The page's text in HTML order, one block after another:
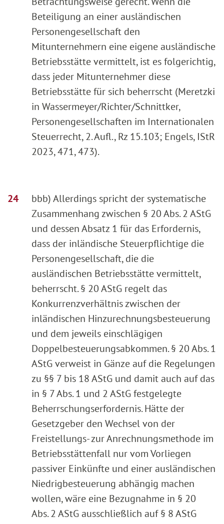
Beteiligung an einer ausländischen
Personengesellschaft den
Mitunternehmern eine eigene ausländische
Betriebsstätte vermittelt, ist es folgerichtig,
dass jeder Mitunternehmer diese
Betriebsstätte für sich beherrscht (Meretzki
in Wassermeyer/Richter/Schnittker,
Personengesellschaften im Internationalen
Steuerrecht, 2. Aufl., Rz 15.103; Engels, IStR
2023, 471, 473).
bbb) Allerdings spricht der systematische
Zusammenhang zwischen § 20 Abs. 2 AStG
und dessen Absatz 1 für das Erfordernis,
dass der inländische Steuerpflichtige die
Personengesellschaft, die die
ausländischen Betriebsstätte vermittelt,
beherrscht. § 20 AStG regelt das
Konkurrenzverhältnis zwischen der
inländischen Hinzurechnungsbesteuerung
und dem jeweils einschlägigen
Doppelbesteuerungsabkommen. § 20 Abs. 1
AStG verweist in Gänze auf die Regelungen
zu §§ 7 bis 18 AStG und damit auch auf das
in § 7 Abs. 1 und 2 AStG festgelegte
Beherrschungserfordernis. Hätte der
Gesetzgeber den Wechsel von der
Freistellungs- zur Anrechnungsmethode im
Betriebsstättenfall nur vom Vorliegen
passiver Einkünfte und einer ausländischen
Niedrigbesteuerung abhängig machen
wollen, wäre eine Bezugnahme in § 20
Abs. 2 AStG ausschließlich auf § 8 AStG